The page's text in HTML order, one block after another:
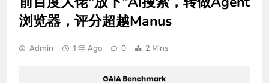
浏览器，评分超越Manus
Admin 1 年 Ago 0 2 Mins